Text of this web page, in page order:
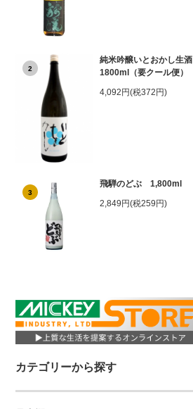
2
純米吟醸いとおかし生酒
1800ml（要クール便）
4,092円(税372円)
3
飛騨のどぶ 1,800ml
2,849円(税259円)
カテゴリーから探す